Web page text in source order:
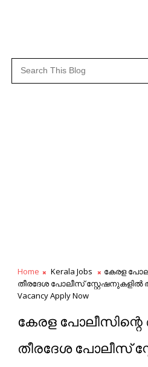
Home Kerala Jobs
കേരള
തീരദേശ പോലീസ് സ്റ്റേഷനുകളിൽ
Vacancy Apply Now
കേരള
തീരദേശ പോലീസ്